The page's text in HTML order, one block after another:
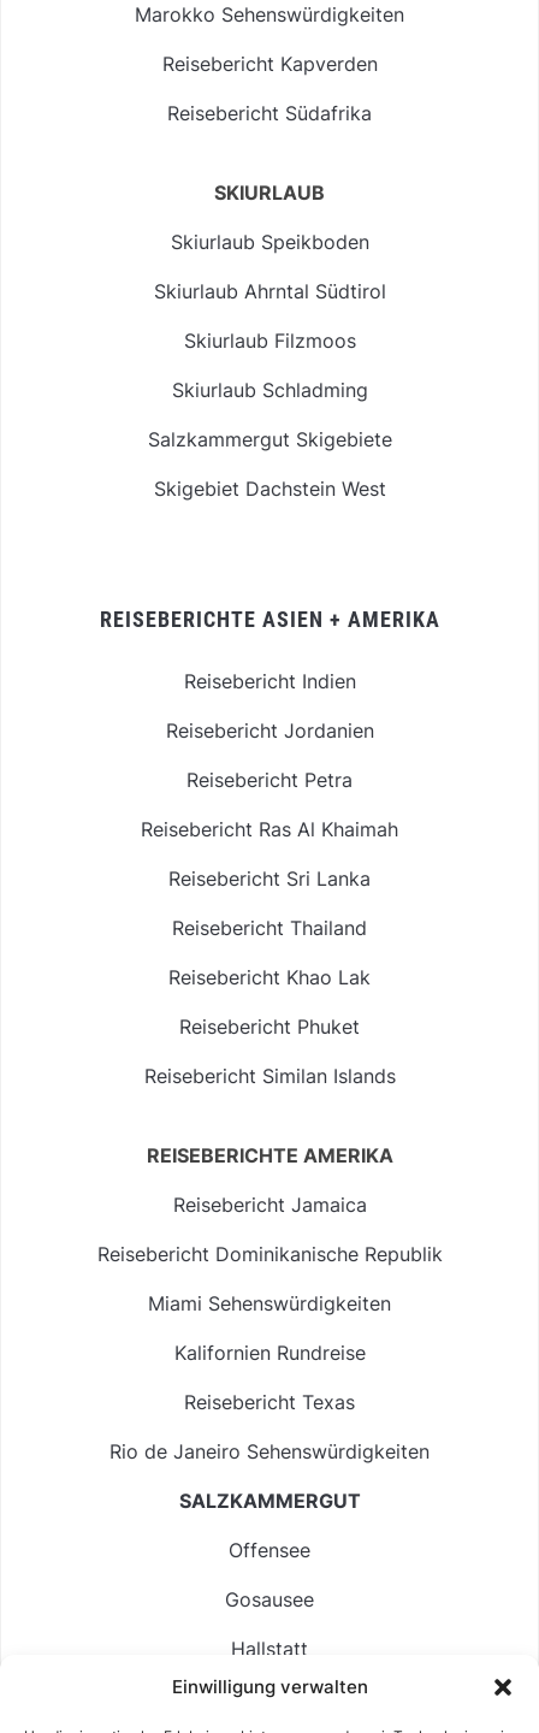
Einwilligung verwalten
Marokko Sehenswürdigkeiten
Reisebericht Kapverden
Reisebericht Südafrika
SKIURLAUB
Skiurlaub Speikboden
Skiurlaub Ahrntal Südtirol
Skiurlaub Filzmoos
Skiurlaub Schladming
Salzkammergut Skigebiete
Skigebiet Dachstein West
REISEBERICHTE ASIEN + AMERIKA
Reisebericht Indien
Reisebericht Jordanien
Reisebericht Petra
Reisebericht Ras Al Khaimah
Reisebericht Sri Lanka
Reisebericht Thailand
Reisebericht Khao Lak
Reisebericht Phuket
Reisebericht Similan Islands
REISEBERICHTE AMERIKA
Reisebericht Jamaica
Reisebericht Dominikanische Republik
Miami Sehenswürdigkeiten
Kalifornien Rundreise
Reisebericht Texas
Rio de Janeiro Sehenswürdigkeiten
SALZKAMMERGUT
Offensee
Gosausee
Hallstatt
Langbathsee